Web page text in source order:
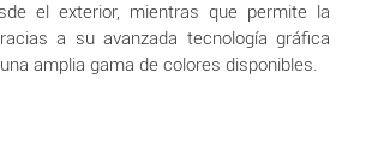
el exterior, mientras que permite la
a su avanzada tecnología gráfica
amplia gama de colores disponibles.